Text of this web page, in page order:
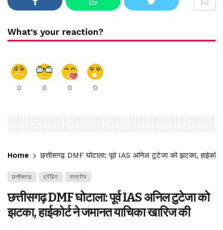
What's your reaction?
0 0 0 0
Home छत्तीसगढ़ DMF घोटाला: पूर्व IAS अनिल टुटेजा को झटका,
छत्तीसगढ़ ट्रेंडिंग राष्ट्रीय
छत्तीसगढ़ DMF घोटाला: पूर्व IAS अनिल टुटेजा को
झटका, हाईकोर्ट ने जमानत याचिका खारिज की